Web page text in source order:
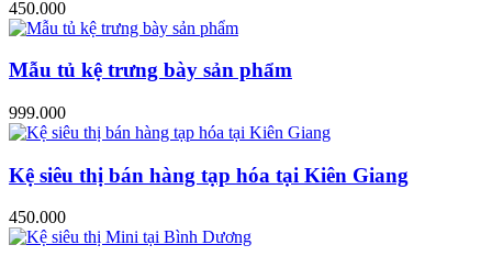
450.000
Mẫu tủ kệ trưng bày sản phẩm
999.000
Kệ siêu thị bán hàng tạp hóa tại Kiên Giang
450.000